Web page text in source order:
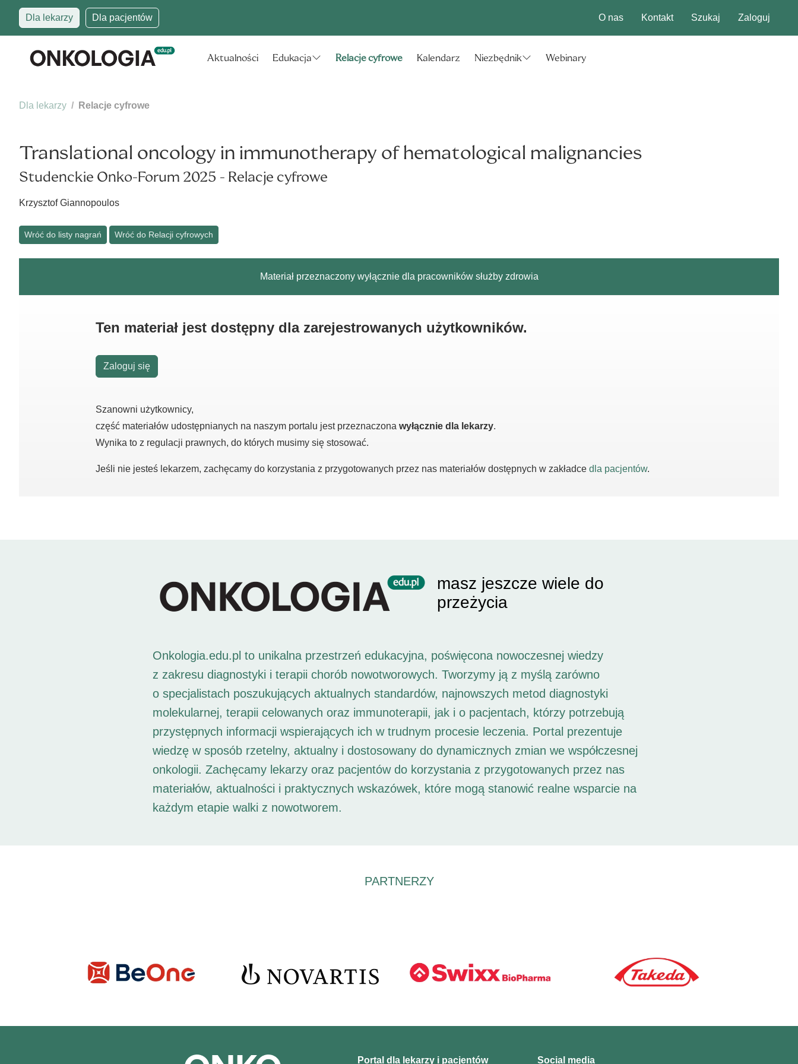
Dla lekarzy Dla pacjentów O nas Kontakt Szukaj Zaloguj
Aktualności Edukacja Relacje cyfrowe Kalendarz Niezbędnik Webinary
Dla lekarzy Relacje cyfrowe
Translational oncology in immunotherapy of hematological malignancies
Studenckie Onko-Forum 2025 - Relacje cyfrowe
Krzysztof Giannopoulos
Wróć do listy nagrań Wróć do Relacji cyfrowych
Materiał przeznaczony wyłącznie dla pracowników służby zdrowia
Ten materiał jest dostępny dla zarejestrowanych użytkowników.
Zaloguj się
Szanowni użytkownicy,
część materiałów udostępnianych na naszym portalu jest przeznaczona wyłącznie dla lekarzy.
Wynika to z regulacji prawnych, do których musimy się stosować.
Jeśli nie jesteś lekarzem, zachęcamy do korzystania z przygotowanych przez nas materiałów dostępnych w zakładce dla pacjentów.
masz jeszcze wiele do
przeżycia
Onkologia.edu.pl to unikalna przestrzeń edukacyjna, poświęcona nowoczesnej wiedzy
z zakresu diagnostyki i terapii chorób nowotworowych. Tworzymy ją z myślą zarówno
o specjalistach poszukujących aktualnych standardów, najnowszych metod diagnostyki
molekularnej, terapii celowanych oraz immunoterapii, jak i o pacjentach, którzy potrzebują
przystępnych informacji wspierających ich w trudnym procesie leczenia. Portal prezentuje
wiedzę w sposób rzetelny, aktualny i dostosowany do dynamicznych zmian we współczesnej
onkologii. Zachęcamy lekarzy oraz pacjentów do korzystania z przygotowanych przez nas
materiałów, aktualności i praktycznych wskazówek, które mogą stanowić realne wsparcie na
każdym etapie walki z nowotworem.
PARTNERZY
Portal dla lekarzy i pacjentów Social media